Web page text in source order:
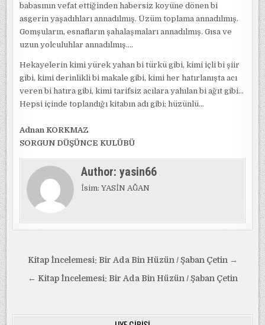
babasının vefat ettiğinden habersiz koyüne dönen bi
asgerin yaşadıhları annadılmış. Üzüm toplama annadılmış.
Gomşuların, esnafların şahalaşmaları annadılmış. Gısa ve
uzun yolculuhlar annadılmış….
Hekayelerin kimi yürek yahan bi türkü gibi, kimi içli bi şiir
gibi, kimi derinlikli bi makale gibi, kimi her hatırlanışta acı
veren bi hatıra gibi, kimi tarifsiz acılara yahılan bi ağıt gibi…
Hepsi içinde toplandığı kitabın adı gibi; hüzünlü…
Adnan KORKMAZ
SORGUN DÜŞÜNCE KULÜBÜ
Author:yasin66
İsim: YASİN AĞAN
Yazı
gezinmesi
Kitap İncelemesi: Bir Ada Bin Hüzün / Şaban Çetin →
← Kitap İncelemesi: Bir Ada Bin Hüzün / Şaban Çetin